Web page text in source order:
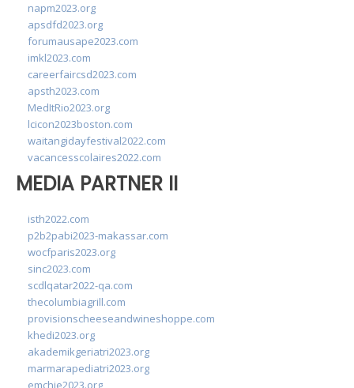
napm2023.org
apsdfd2023.org
forumausape2023.com
imkl2023.com
careerfaircsd2023.com
apsth2023.com
MedItRio2023.org
lcicon2023boston.com
waitangidayfestival2022.com
vacancesscolaires2022.com
MEDIA PARTNER II
isth2022.com
p2b2pabi2023-makassar.com
wocfparis2023.org
sinc2023.com
scdlqatar2022-qa.com
thecolumbiagrill.com
provisionscheeseandwineshoppe.com
khedi2023.org
akademikgeriatri2023.org
marmarapediatri2023.org
emchie2023.org